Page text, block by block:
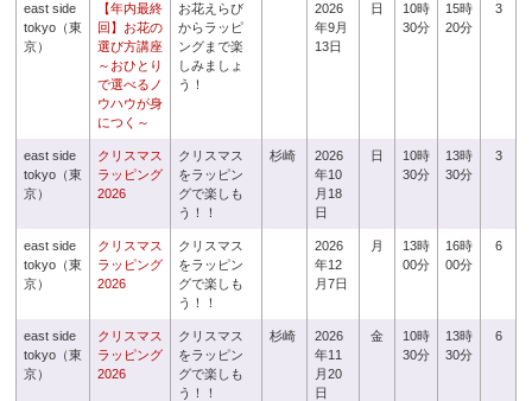
east side
tokyo（東
京）
【年内最終
回】お花の
選び方講座
～おひとり
で選べるノ
ウハウが身
につく～
お花えらび
からラッピ
ングまで楽
しみましょ
う！
2026
年9月
13日
日
10時
30分
15時
20分
3
east side
tokyo（東
京）
クリスマス
ラッピング
2026
クリスマス
をラッピン
グで楽しも
う！！
杉崎
2026
年10
月18
日
日
10時
30分
13時
30分
3
east side
tokyo（東
京）
クリスマス
ラッピング
2026
クリスマス
をラッピン
グで楽しも
う！！
2026
年12
月7日
月
13時
00分
16時
00分
6
east side
tokyo（東
京）
クリスマス
ラッピング
2026
クリスマス
をラッピン
グで楽しも
う！！
杉崎
2026
年11
月20
日
金
10時
30分
13時
30分
6